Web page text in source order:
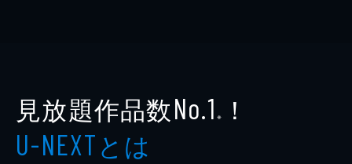
見放題作品数No.1 ※ ！
U-NEXTとは